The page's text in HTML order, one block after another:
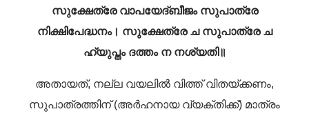
സുക്ഷേത്രേ വാപയേദ്ബീജം സുപാത്രേ
നിക്ഷിപേദ്ധനം। സുക്ഷേത്രേ ച സുപാത്രേ ച
ഹ്യുപ്തം ദത്തം ന നശ്യതി॥
അതായത്, നല്ല വയലിൽ വിത്ത് വിതയ്ക്കണം,
സുപാത്രത്തിന് (അർഹനായ വ്യക്തിക്ക്) മാത്രം